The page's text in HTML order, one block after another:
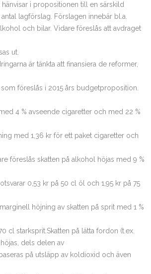
hänvisar i propositionen till en särskild
lagförslag. Förslagen innebär bl.a.
och bilar. Vidare föreslås att avdraget
ut.
är tänkta att finansiera de reformer,
föreslås i 2015 års budgetproposition.
4 % avseende cigaretter och med 22 %
med 1,36 kr för ett paket cigaretter och
föreslås skatten på alkohol höjas med 9 %
0,53 kr på 50 cl öl och 1,95 kr på 75
höjning av skatten på sprit med 1 %
cl starksprit.Skatten på lätta fordon (t.ex.
dels delen av
på utsläpp av koldioxid och även